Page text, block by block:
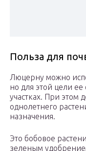
Польза для
Люцерну можно
но для этой цели
участках. При этом
однолетнего
назначения.
Это бобовое
зеленым